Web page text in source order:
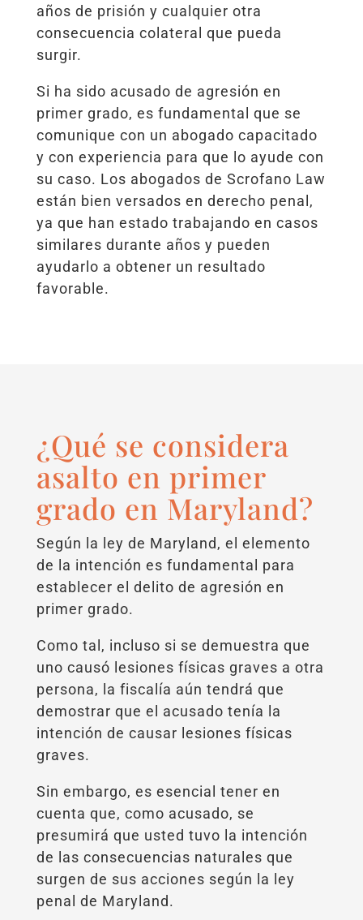
años de prisión y cualquier otra
consecuencia colateral que pueda
surgir.
Si ha sido acusado de agresión en
primer grado, es fundamental que se
comunique con un abogado capacitado
y con experiencia para que lo ayude con
su caso. Los abogados de Scrofano Law
están bien versados ​​en derecho penal,
ya que han estado trabajando en casos
similares durante años y pueden
ayudarlo a obtener un resultado
favorable.
¿Qué se considera
asalto en primer
grado en Maryland?
Según la ley de Maryland, el elemento
de la intención es fundamental para
establecer el delito de agresión en
primer grado.
Como tal, incluso si se demuestra que
uno causó lesiones físicas graves a otra
persona, la fiscalía aún tendrá que
demostrar que el acusado tenía la
intención de causar lesiones físicas
graves.
Sin embargo, es esencial tener en
cuenta que, como acusado, se
presumirá que usted tuvo la intención
de las consecuencias naturales que
surgen de sus acciones según la ley
penal de Maryland.